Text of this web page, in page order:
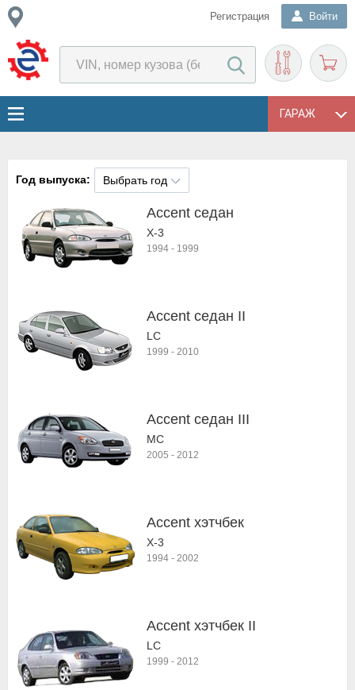
Регистрация Войти
ГАРАЖ
Год выпуска: Выбрать год
Accent седан
X-3
1994 - 1999
Accent седан II
LC
1999 - 2010
Accent седан III
MC
2005 - 2012
Accent хэтчбек
X-3
1994 - 2002
Accent хэтчбек II
LC
1999 - 2012